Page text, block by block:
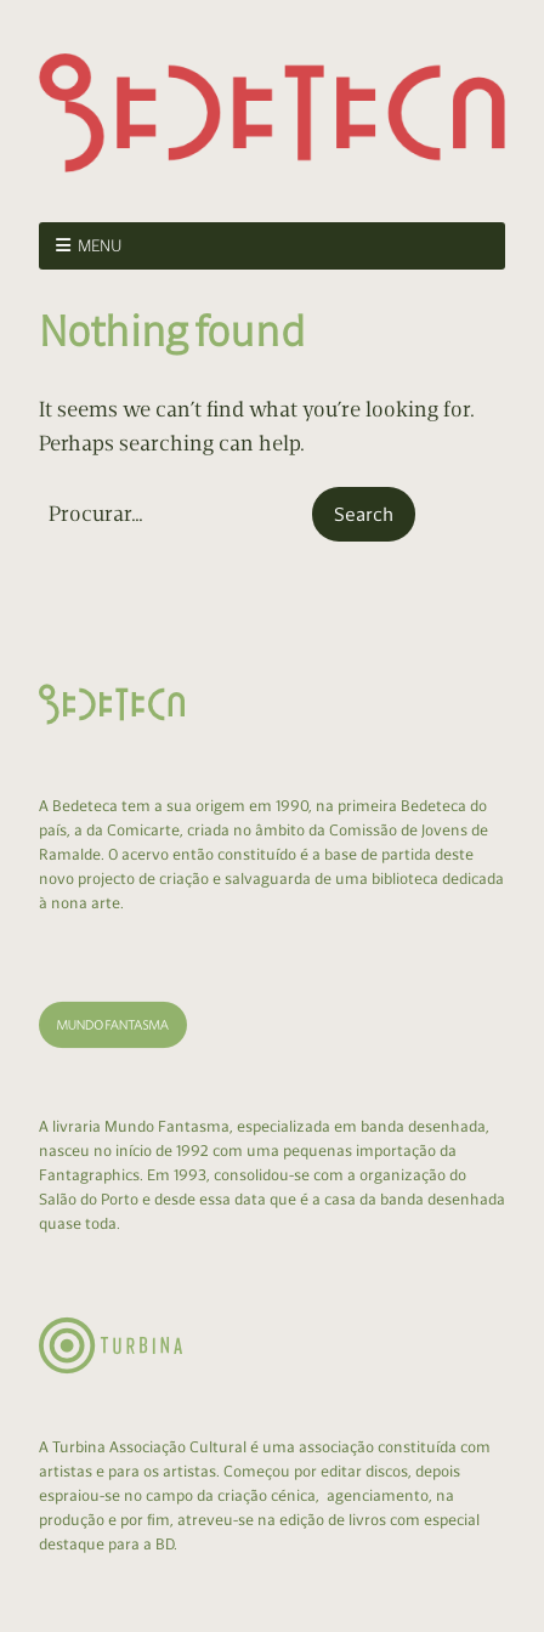
MENU
Nothing found
It seems we can’t find what you’re looking for.
Perhaps searching can help.
A Bedeteca tem a sua origem em 1990, na primeira Bedeteca do
país, a da Comicarte, criada no âmbito da Comissão de Jovens de
Ramalde. O acervo então constituído é a base de partida deste
novo projecto de criação e salvaguarda de uma biblioteca dedicada
à nona arte.
A livraria Mundo Fantasma, especializada em banda desenhada,
nasceu no início de 1992 com uma pequenas importação da
Fantagraphics. Em 1993, consolidou-se com a organização do
Salão do Porto e desde essa data que é a casa da banda desenhada
quase toda.
A Turbina Associação Cultural é uma associação constituída com
artistas e para os artistas. Começou por editar discos, depois
espraiou-se no campo da criação cénica, agenciamento, na
produção e por fim, atreveu-se na edição de livros com especial
destaque para a BD.